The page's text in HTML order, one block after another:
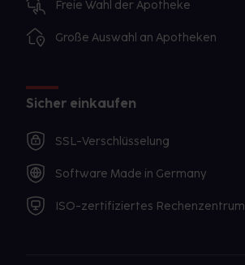
Freie Wahl der Apotheke
Große Auswahl an Apotheken
Sicher einkaufen
SSL-Verschlüsselung
Software Made in Germany
ISO-zertifiziertes Rechenzentrum